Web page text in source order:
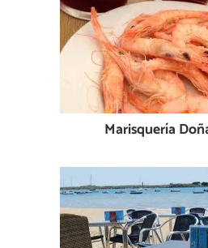
Marisquería